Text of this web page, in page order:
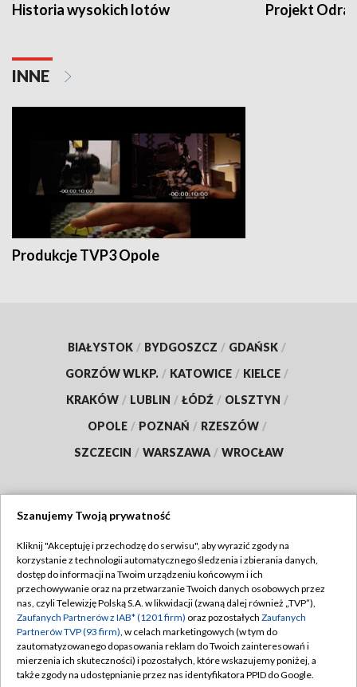
Historia wysokich lotów Projekt Odra
INNE
Produkcje TVP3 Opole
BIAŁYSTOK / BYDGOSZCZ / GDAŃSK /
GORZÓW WLKP. / KATOWICE / KIELCE /
KRAKÓW / LUBLIN / ŁÓDŹ / OLSZTYN /
OPOLE / POZNAŃ / RZESZÓW /
SZCZECIN / WARSZAWA / WROCŁAW
TVP
Abonament TVP
Emisja w TVP
Centrum informacji TVP
Naziemna Telewizja Cyfrowa
Regulamin TVP
Polityka prywatności
Moje zgody
Pomoc
Szanujemy Twoją prywatność
Kliknij "Akceptuję i przechodzę do serwisu", aby wyrazić zgody na
korzystanie z technologii automatycznego śledzenia i zbierania danych,
dostęp do informacji na Twoim urządzeniu końcowym i ich
przechowywanie oraz na przetwarzanie Twoich danych osobowych przez
nas, czyli Telewizję Polską S.A. w likwidacji (zwaną dalej również „TVP”),
Zaufanych Partnerów z IAB* (1201 firm) oraz pozostałych Zaufanych
Partnerów TVP (93 firm), w celach marketingowych (w tym do
zautomatyzowanego dopasowania reklam do Twoich zainteresowań i
mierzenia ich skuteczności) i pozostałych, które wskazujemy poniżej, a
także zgody na udostępnianie przez nas identyfikatora PPID do Google.